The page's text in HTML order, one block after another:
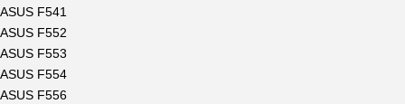
ASUS F541
ASUS F552
ASUS F553
ASUS F554
ASUS F556